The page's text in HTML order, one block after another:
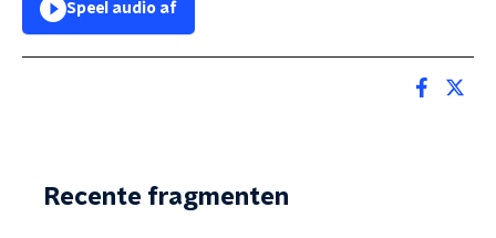
Speel audio af
Recente fragmenten